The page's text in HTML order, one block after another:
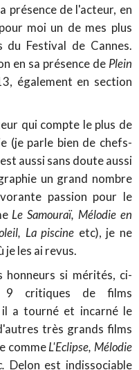
présence de l'acteur, en
moi un de mes plus
du Festival de Cannes.
en sa présence de Plein
également en section
qui compte le plus de
(je parle bien de chefs-
aussi sans doute aussi
un grand nombre
passion pour le
Le Samouraï, Mélodie en
La piscine etc), je ne
je les ai revus.
honneurs si mérités, ci-
9 critiques de films
il a tourné et incarné le
très grands films
commeL'Eclipse, Mélodie
Delon est indissociable